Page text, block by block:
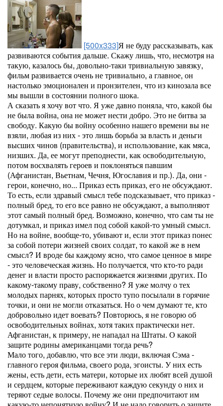
[500x333]Я не буду рассказывать, как
развиваются события дальше. Скажу лишь, что, несмотря на
такую, казалось бы, довольно-таки тривиальную завязку,
фильм развивается очень не тривиально, а главное, он
настолько эмоционален и пронзителен, что из кинозала все
мы вышли в состоянии полного шока.
А сказать я хочу вот что. Я уже давно поняла, что, какой бы
не была война, она не может нести добро. Это не битва за
свободу. Какую бы войну особенно нашего времени вы не
взяли, любая из них - это лишь борьба за власть и деньги
высших чинов (правительства), и использование, как мяса,
низших. Да, ее могут преподнести, как освободительную,
потом восхвалять героев и поклоняться павшим
(Афганистан, Вьетнам, Чечня, Югославия и пр.). Да, они -
герои, конечно, но... Приказ есть приказ, его не обсуждают.
То есть, если здравый смысл тебе подсказывает, что приказ -
полный бред, то его все равно не обсуждают, а выполняют
этот самый полный бред. Возможно, конечно, что сам ты не
дотумкал, и приказ имел под собой какой-то умный смысл.
Но на войне, вообще-то, убивают и, если этот приказ понес
за собой потери жизней своих солдат, то какой же в нем
смысл? И вроде бы каждому ясно, что самое ценное в мире
- это человеческая жизнь. Но получается, что кто-то ради
денег и власти просто распоряжается жизнями других. По
какому-такому праву, собственно? Я уже молчу о тех
молодых парнях, которых просто тупо посылали в горячие
точки, и они не могли отказаться. Но о чем думают те, кто
добровольно идет воевать? Повторюсь, я не говорю об
освободительных войнах, хотя таких практически нет.
Афганистан, к примеру, не нападал на Штаты. О какой
защите родины американцами тогда речь?
Мало того, добавлю, что все эти люди, включая Сэма -
главного героя фильма, своего рода, эгоисты. У них есть
жены, есть дети, есть матери, которые их любят всей душой
и сердцем, которые переживают каждую секунду о них и
теряют седые волосы. Почему же они предпочитают им